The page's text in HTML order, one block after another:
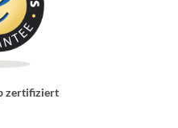
zertifiziert